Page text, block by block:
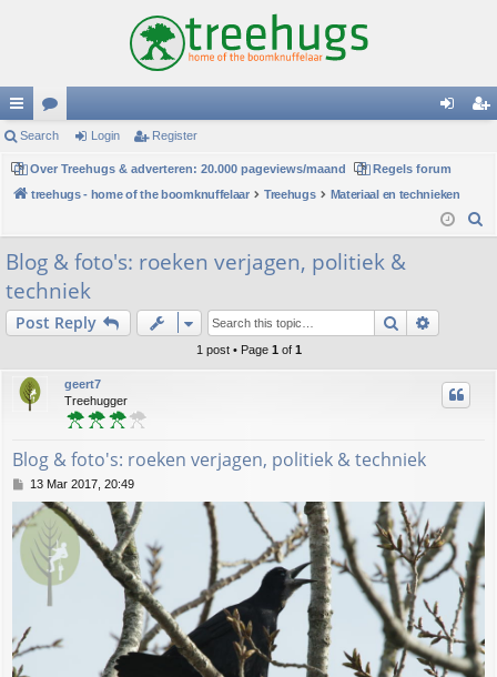
ui
ck
lin
ks
or
u
m
s
in
Search Login Register
Over Treehugs & adverteren: 20.000 pageviews/maand
Regels forum
treehugs - home of the boomknuffelaar
Treehugs
Materiaal en technieken
Blog & foto's: roeken verjagen, politiek &
techniek
Post Reply Search
1 post • Page 1 of 1
geert7
Treehugger
Blog & foto's: roeken verjagen, politiek & techniek
P
o
s
t
13 Mar 2017, 20:49